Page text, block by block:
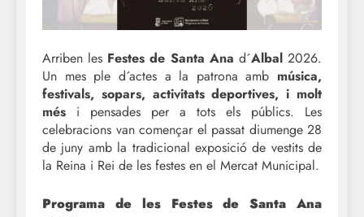
Arriben les Festes de Santa Ana d´Albal2026.
Un mes ple d´actes a la patrona amb música,
festivals, sopars, activitats deportives, i molt
més i pensades per a tots els públics. Les
celebracions van començar el passat diumenge 28
de juny amb la tradicional exposició de vestits de
la Reina i Rei de les festes en el Mercat Municipal.
Programa de les Festes de Santa Ana